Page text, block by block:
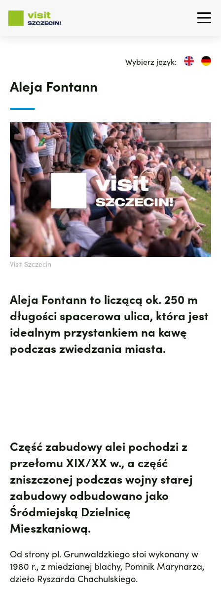
Wybierz język:
Aleja Fontann
Visit Szczecin
Aleja Fontann to liczącą ok. 250 m
długości spacerowa ulica, która jest
idealnym przystankiem na kawę
podczas zwiedzania miasta.
Część zabudowy alei pochodzi z
przełomu XIX/XX w., a część
zniszczonej podczas wojny starej
zabudowy odbudowano jako
Śródmiejską Dzielnicę
Mieszkaniową.
Od strony pl. Grunwaldzkiego stoi wykonany w
1980 r., z miedzianej blachy, Pomnik Marynarza,
dzieło Ryszarda Chachulskiego.